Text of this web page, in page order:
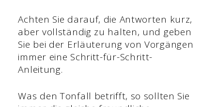
Achten Sie darauf, die Antworten kurz,
aber vollständig zu halten, und geben
Sie bei der Erläuterung von Vorgängen
immer eine Schritt-für-Schritt-
Anleitung.
Was den Tonfall betrifft, so sollten Sie